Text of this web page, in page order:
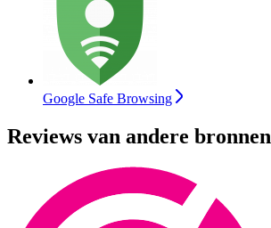
Google Safe Browsing
Reviews van andere bronnen